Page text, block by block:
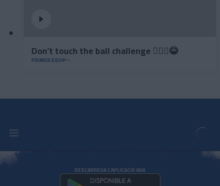
Don’t touch the ball challenge 🤦🏻‍♂️😂
PRIMER EQUIP
DESCARREGA L'APLICACIÓ ARA